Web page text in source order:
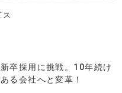
卒採用に挑戦。10年続け
る会社へと変革！